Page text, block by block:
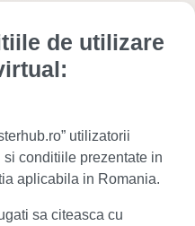
de utilizare
utilizatorii
conditiile prezentate in
aplicabila in Romania.
sa citeasca cu